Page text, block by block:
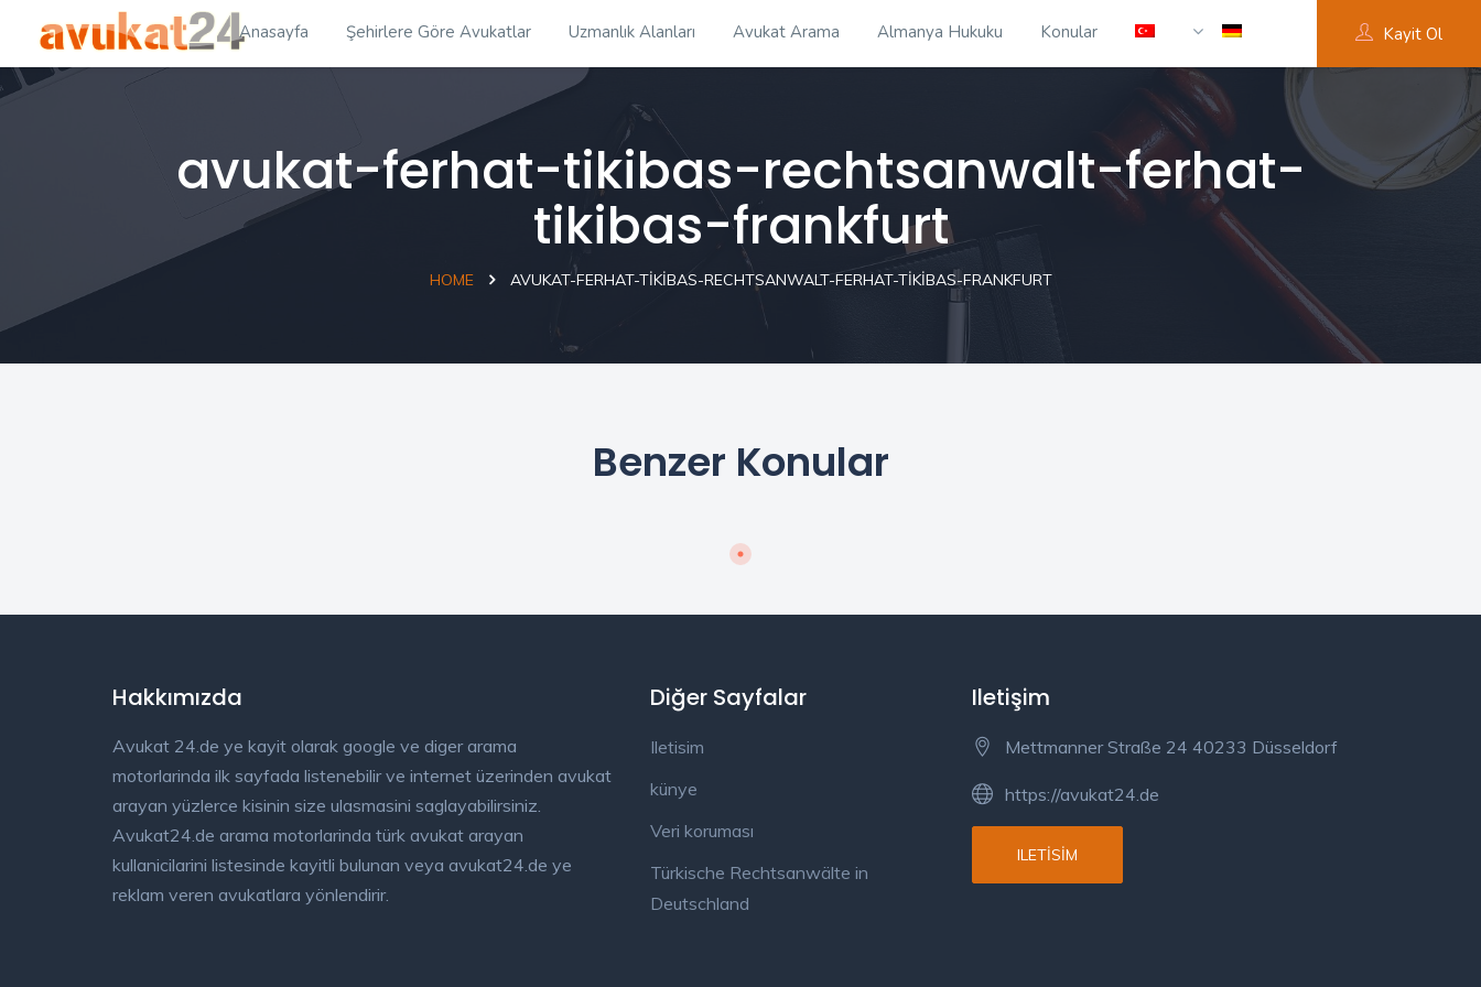
Anasayfa Şehirlere Göre Avukatlar Uzmanlık Alanları Avukat Arama Almanya Hukuku Konular Kayit Ol
avukat-ferhat-tikibas-rechtsanwalt-ferhat-
tikibas-frankfurt
HOME AVUKAT-FERHAT-TIKIBAS-RECHTSANWALT-FERHAT-TIKIBAS-FRANKFURT
Benzer Konular
Hakkımızda
Avukat 24.de ye kayit olarak google ve diger arama
motorlarinda ilk sayfada listenebilir ve internet üzerinden avukat
arayan yüzlerce kisinin size ulasmasini saglayabilirsiniz.
Avukat24.de arama motorlarinda türk avukat arayan
kullanicilarini listesinde kayitli bulunan veya avukat24.de ye
reklam veren avukatlara yönlendirir.
Diğer Sayfalar
Iletisim
künye
Veri koruması
Türkische Rechtsanwälte in
Deutschland
Iletişim
Mettmanner Straße 24 40233 Düsseldorf
https://avukat24.de
ILETISIM